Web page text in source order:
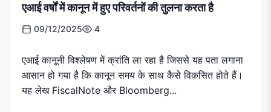
एआई वर्षों में कानून में हुए परिवर्तनों की तुलना करता है
09/12/2025 4
एआई कानूनी विश्लेषण में क्रांति ला रहा है जिससे यह पता लगाना
आसान हो गया है कि कानून समय के साथ कैसे विकसित होते हैं।
यह लेख FiscalNote और Bloomberg...